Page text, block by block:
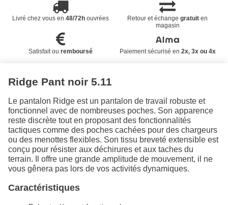
Livré chez vous en 48/72houvrées Retour et échangegratuit en
magasin
Satisfait ou remboursé Paiement sécurisé en 2x, 3x ou 4x
Ridge Pant noir 5.11
Le pantalon Ridge est un pantalon de travail robuste et
fonctionnel avec de nombreuses poches. Son apparence
reste discrète tout en proposant des fonctionnalités
tactiques comme des poches cachées pour des chargeurs
ou des menottes flexibles. Son tissu breveté extensible est
conçu pour résister aux déchirures et aux taches du
terrain. Il offre une grande amplitude de mouvement, il ne
vous gênera pas lors de vos activités dynamiques.
Caractéristiques